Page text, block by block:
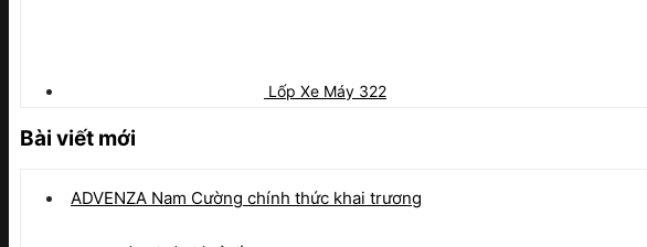
Lốp Xe Máy 322
Bài viết mới
ADVENZA Nam Cường chính thức khai trương